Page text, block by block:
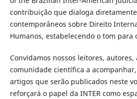
contribuição que dialoga
contemporâneos sobre Direito
Humanos, estabelecendo o tom para
Convidamos nossos leitores, autores,
comunidade científica a
artigos que serão publicados neste
reforçará o papel da INTER como